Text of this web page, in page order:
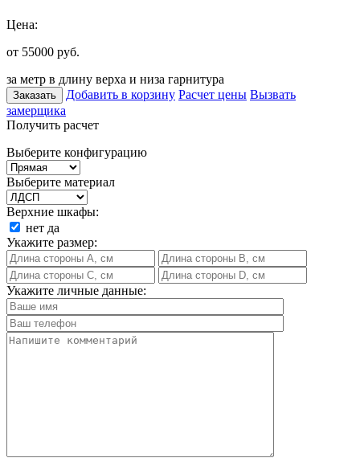
Цена:
от 55000 руб.
за метр в длину верха и низа гарнитура
Заказать Добавить в корзину Расчет цены Вызвать
замерщика
Получить расчет
Выберите конфигурацию
Выберите материал
Верхние шкафы:
нет да
Укажите размер:
Укажите личные данные: